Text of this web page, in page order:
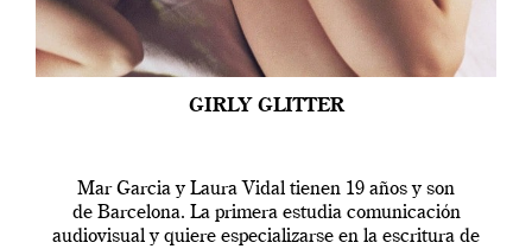
GIRLY GLITTER
Mar Garcia y Laura Vidal tienen 19 años y son
de Barcelona. La primera estudia comunicación
audiovisual y quiere especializarse en la escritura de